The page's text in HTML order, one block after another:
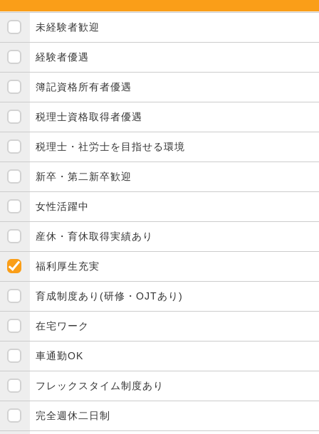
未経験者歓迎
経験者優遇
簿記資格所有者優遇
税理士資格取得者優遇
税理士・社労士を目指せる環境
新卒・第二新卒歓迎
女性活躍中
産休・育休取得実績あり
福利厚生充実
育成制度あり(研修・OJTあり)
在宅ワーク
車通勤OK
フレックスタイム制度あり
完全週休二日制